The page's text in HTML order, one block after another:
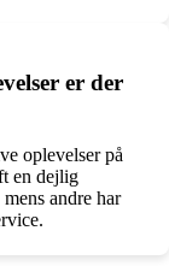
er der
oplevelser på
en dejlig
andre har